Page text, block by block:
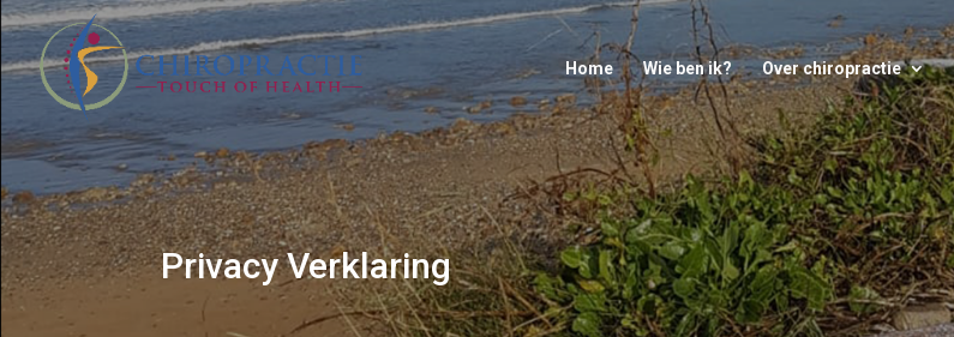
Home Wie ben ik? Over chiropractie
Privacy Verklaring